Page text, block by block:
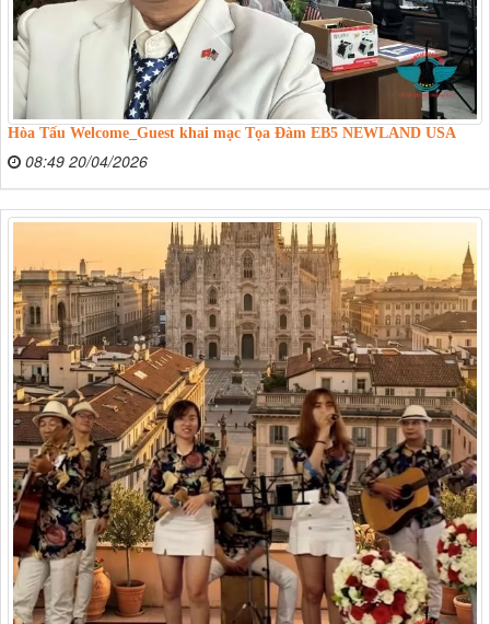
Hòa Tấu Welcome_Guest khai mạc Tọa Đàm EB5 NEWLAND USA
08:49 20/04/2026